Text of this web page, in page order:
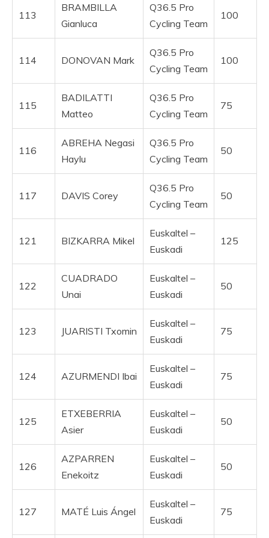
113
BRAMBILLA
Gianluca
Q36.5 Pro
Cycling Team
100
114 DONOVAN Mark
Q36.5 Pro
Cycling Team
100
115
BADILATTI
Matteo
Q36.5 Pro
Cycling Team
75
116
ABREHA Negasi
Haylu
Q36.5 Pro
Cycling Team
50
117 DAVIS Corey
Q36.5 Pro
Cycling Team
50
121 BIZKARRA Mikel
Euskaltel –
Euskadi
125
122
CUADRADO
Unai
Euskaltel –
Euskadi
50
123 JUARISTI Txomin
Euskaltel –
Euskadi
75
124 AZURMENDI Ibai
Euskaltel –
Euskadi
75
125
ETXEBERRIA
Asier
Euskaltel –
Euskadi
50
126
AZPARREN
Enekoitz
Euskaltel –
Euskadi
50
127 MATÉ Luis Ángel
Euskaltel –
Euskadi
75